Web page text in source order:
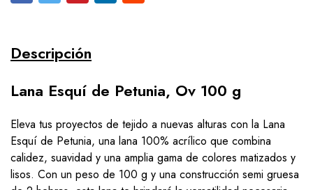
Descripción
Lana Esquí de Petunia, Ov 100 g
Eleva tus proyectos de tejido a nuevas alturas con la Lana
Esquí de Petunia, una lana 100% acrílico que combina
calidez, suavidad y una amplia gama de colores matizados y
lisos. Con un peso de 100 g y una construcción semi gruesa